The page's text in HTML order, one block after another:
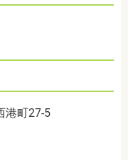
港町27-5